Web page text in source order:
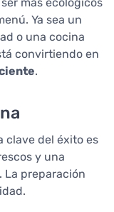
Ya sea un
o una cocina
convirtiendo en
.
clave del éxito es
y una
La preparación